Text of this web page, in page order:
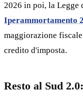
2026 in poi, la
Iperammortamento
maggiorazione
credito d'imposta.
Resto al Sud